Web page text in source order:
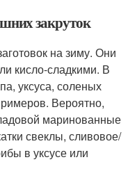
закруток
на зиму. Они
кисло-сладкими. В
уксуса, соленых
Вероятно,
маринованные
свеклы, сливовое/
в уксусе или